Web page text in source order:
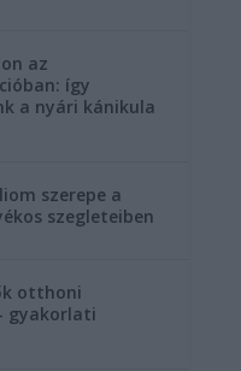
az
így
a nyári kánikula
szerepe a
szegleteiben
otthoni
gyakorlati